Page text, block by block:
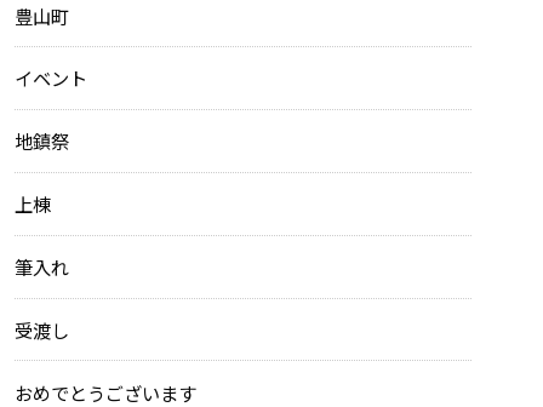
豊山町
イベント
地鎮祭
上棟
筆入れ
受渡し
おめでとうございます